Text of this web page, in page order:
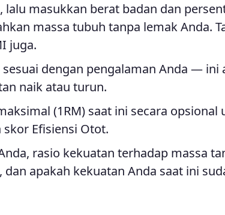
lalu masukkan berat badan dan
massa tubuh tanpa lemak Anda.
juga.
dengan pengalaman Anda — ini
naik atau turun.
(1RM) saat ini secara opsional
Efisiensi Otot.
rasio kekuatan terhadap massa
apakah kekuatan Anda saat ini